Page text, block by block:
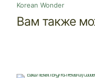
Korean Wonder
Вам также